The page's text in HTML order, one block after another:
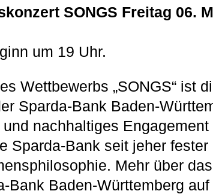
SONGS Freitag 06.
um 19 Uhr.
Wettbewerbs „SONGS“ ist
Sparda-Bank Baden-
nachhaltiges
Sparda-Bank seit jeher
Mehr über
Bank Baden-Württemberg auf